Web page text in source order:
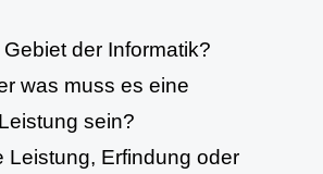
der Informatik?
was muss es eine
sein?
Leistung, Erfindung oder